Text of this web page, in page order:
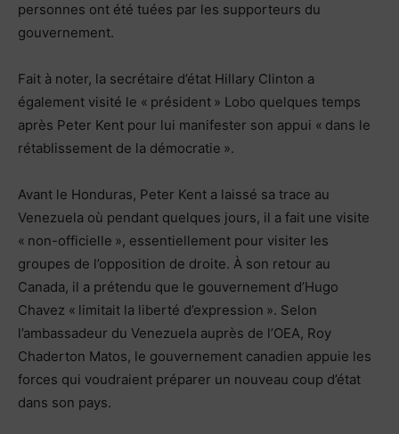
personnes ont été tuées par les supporteurs du
gouvernement.
Fait à noter, la secrétaire d’état Hillary Clinton a
également visité le « président » Lobo quelques temps
après Peter Kent pour lui manifester son appui « dans le
rétablissement de la démocratie ».
Avant le Honduras, Peter Kent a laissé sa trace au
Venezuela où pendant quelques jours, il a fait une visite
« non-officielle », essentiellement pour visiter les
groupes de l’opposition de droite. À son retour au
Canada, il a prétendu que le gouvernement d’Hugo
Chavez « limitait la liberté d’expression ». Selon
l’ambassadeur du Venezuela auprès de l’OEA, Roy
Chaderton Matos, le gouvernement canadien appuie les
forces qui voudraient préparer un nouveau coup d’état
dans son pays.